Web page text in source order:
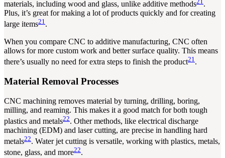
materials, including wood and glass, unlike additive methods
.
Plus, it’s great for making a lot of products quickly and for creating
large items21.
When you compare CNC to additive manufacturing, CNC often
allows for more custom work and better surface quality. This means
there’s usually no need for extra steps to finish the product21 .
Material Removal Processes
CNC machining removes material by turning, drilling, boring,
milling, and reaming. This makes it a good match for both tough
plastics and metals22. Other methods, like electrical discharge
machining (EDM) and laser cutting, are precise in handling hard
metals22. Water jet cutting is versatile, working with plastics, metals,
stone, glass, and more22.